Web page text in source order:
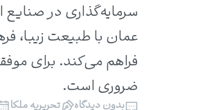
سرمایه‌گذاری در
عمان با طبیعت زیبا،
فراهم می‌کند. برای
ضروری است.
بدون دیدگاه تحریریه ملکا